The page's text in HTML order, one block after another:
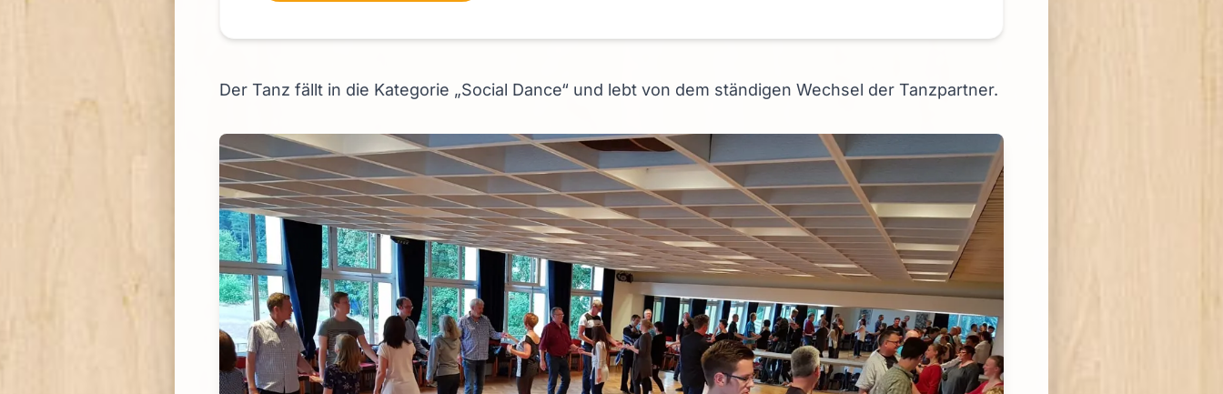
Der Tanz fällt in die Kategorie „Social Dance“ und lebt von dem ständigen Wechsel der Tanzpartner.